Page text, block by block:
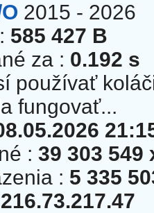
2015 - 2026
585 427 B
za : 0.192 s
používať
fungovať...
: 39 303 549
: 5 335
216.73.217.47